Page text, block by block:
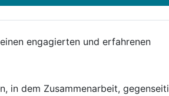
engagierten und erfahrenen
in dem Zusammenarbeit,